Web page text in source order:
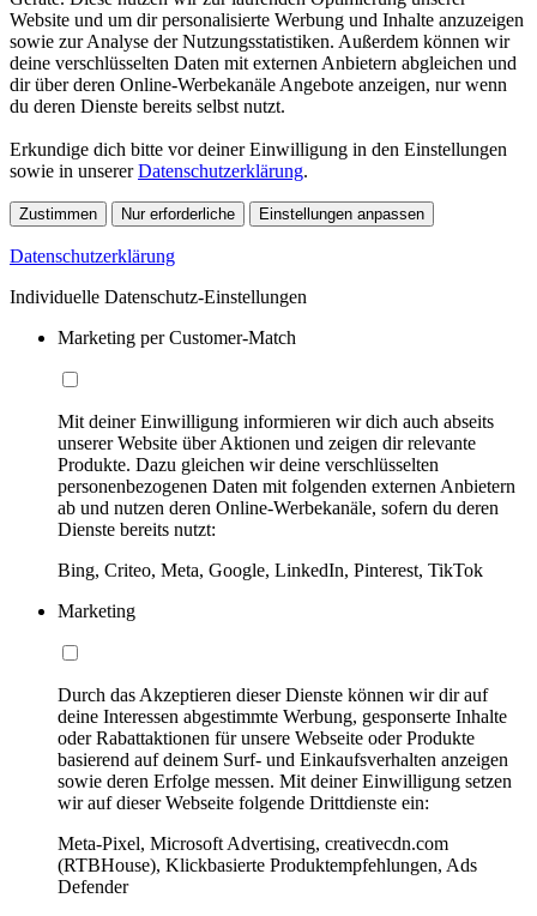
Website und um dir personalisierte Werbung und Inhalte anzuzeigen
sowie zur Analyse der Nutzungsstatistiken. Außerdem können wir
deine verschlüsselten Daten mit externen Anbietern abgleichen und
dir über deren Online-Werbekanäle Angebote anzeigen, nur wenn
du deren Dienste bereits selbst nutzt.
Erkundige dich bitte vor deiner Einwilligung in den Einstellungen
sowie in unsererDatenschutzerklärung.
Zustimmen Nur erforderliche Einstellungen anpassen
Datenschutzerklärung
Individuelle Datenschutz-Einstellungen
Marketing per Customer-Match
Mit deiner Einwilligung informieren wir dich auch abseits
unserer Website über Aktionen und zeigen dir relevante
Produkte. Dazu gleichen wir deine verschlüsselten
personenbezogenen Daten mit folgenden externen Anbietern
ab und nutzen deren Online-Werbekanäle, sofern du deren
Dienste bereits nutzt:
Bing, Criteo, Meta, Google, LinkedIn, Pinterest, TikTok
Marketing
Durch das Akzeptieren dieser Dienste können wir dir auf
deine Interessen abgestimmte Werbung, gesponserte Inhalte
oder Rabattaktionen für unsere Webseite oder Produkte
basierend auf deinem Surf- und Einkaufsverhalten anzeigen
sowie deren Erfolge messen. Mit deiner Einwilligung setzen
wir auf dieser Webseite folgende Drittdienste ein:
Meta-Pixel, Microsoft Advertising, creativecdn.com
(RTBHouse), Klickbasierte Produktempfehlungen, Ads
Defender